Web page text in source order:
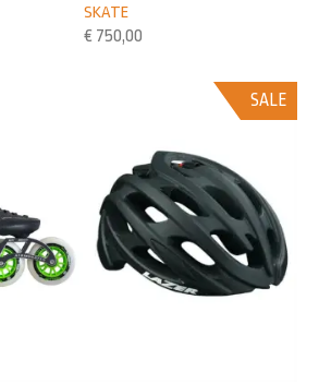
SKATE
€ 750,00
SALE